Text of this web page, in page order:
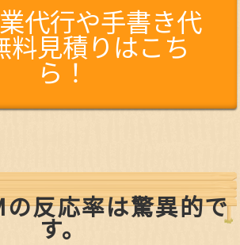
代行や手書き代
料見積りはこち
ら！
反応率は驚異的で
す。